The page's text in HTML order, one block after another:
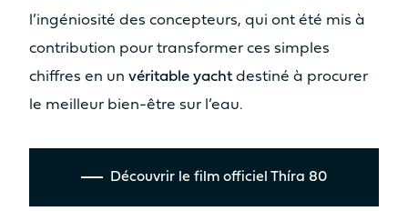
l’ingéniosité des concepteurs, qui ont été mis à
contribution pour transformer ces simples
chiffres en un véritable yachtdestiné à procurer
le meilleur bien-être sur l’eau.
Découvrir le film officiel Thíra 80
ESPACES DE
CONVIVIALITÉ
SURFACE HABITABLE